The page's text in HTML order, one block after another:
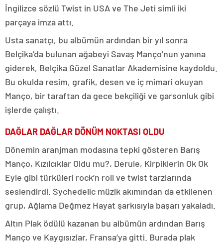
İngilizce sözlü Twist in USA ve The Jeti simli iki
parçaya imza attı.
Usta sanatçı, bu albümün ardından bir yıl sonra
Belçika’da bulunan ağabeyi Savaş Manço’nun yanına
giderek, Belçika Güzel Sanatlar Akademisine kaydoldu.
Bu okulda resim, grafik, desen ve iç mimari okuyan
Manço, bir taraftan da gece bekçiliği ve garsonluk gibi
işlerde çalıştı.
DAĞLAR DAĞLAR DÖNÜM NOKTASI OLDU
Dönemin aranjman modasına tepki gösteren Barış
Manço, Kızılcıklar Oldu mu?, Derule, Kirpiklerin Ok Ok
Eyle gibi türküleri rock’n roll ve twist tarzlarında
seslendirdi. Sychedelic müzik akımından da etkilenen
grup, Ağlama Değmez Hayat şarkısıyla başarı yakaladı.
Altın Plak ödülü kazanan bu albümün ardından Barış
Manço ve Kaygısızlar, Fransa’ya gitti. Burada plak